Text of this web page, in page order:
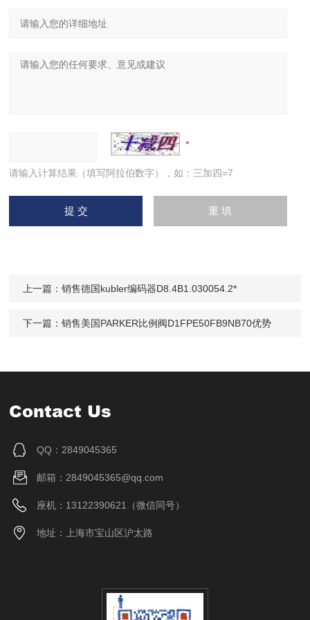
请输入计算结果（填写阿拉伯数字），如：三加四=7
上一篇：销售德国kubler编码器D8.4B1.030054.2*
下一篇：销售美国PARKER比例阀D1FPE50FB9NB70优势
Contact Us
QQ：2849045365
邮箱：2849045365@qq.com
座机：13122390621（微信同号）
地址：上海市宝山区沪太路